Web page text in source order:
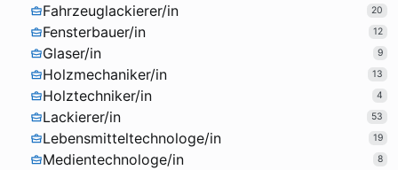
Fahrzeuglackierer/in 20
Fensterbauer/in 12
Glaser/in 9
Holzmechaniker/in 13
Holztechniker/in 4
Lackierer/in 53
Lebensmitteltechnologe/in 19
Medientechnologe/in 8